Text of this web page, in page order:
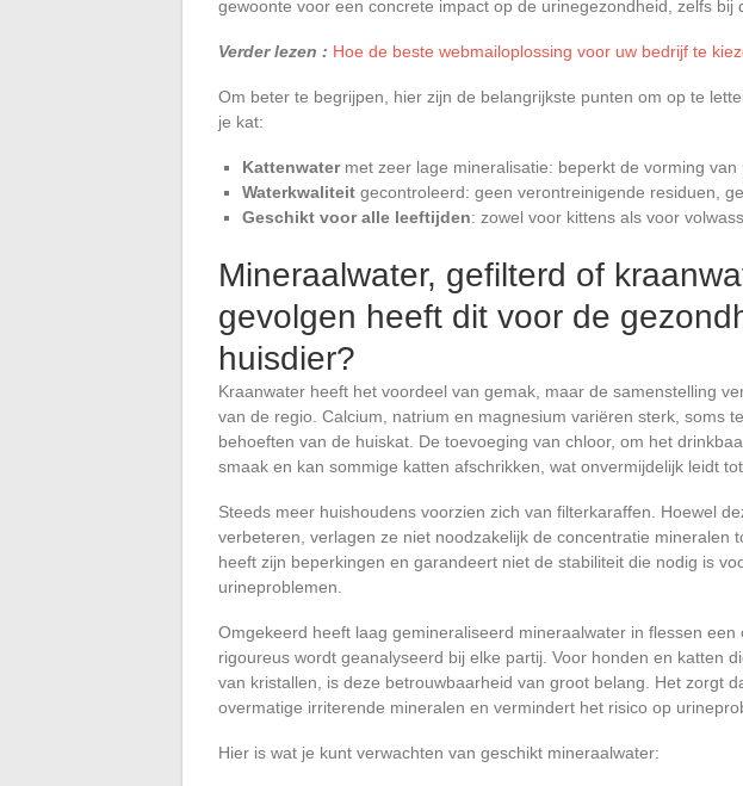
gewoonte voor een concrete impact op de urinegezondheid, zelfs bij
Verder lezen : Hoe de beste webmailoplossing voor uw bedrijf te
Om beter te begrijpen, hier zijn de belangrijkste punten om op te
je kat:
Kattenwatermet zeer lage mineralisatie: beperkt de vorming van
Waterkwaliteit gecontroleerd: geen verontreinigende residuen,
Geschikt voor alle leeftijden: zowel voor kittens als voor
Mineraalwater, gefilterd of
gevolgen heeft dit voor de
huisdier?
Kraanwater heeft het voordeel van gemak, maar de samenstelling
van de regio. Calcium, natrium en magnesium variëren sterk, soms
behoeften van de huiskat. De toevoeging van chloor, om het
smaak en kan sommige katten afschrikken, wat onvermijdelijk leidt
Steeds meer huishoudens voorzien zich van filterkaraffen. Hoewel
verbeteren, verlagen ze niet noodzakelijk de concentratie mineralen
heeft zijn beperkingen en garandeert niet de stabiliteit die nodig is
urineproblemen.
Omgekeerd heeft laag gemineraliseerd mineraalwater in flessen een
rigoureus wordt geanalyseerd bij elke partij. Voor honden en katten
van kristallen, is deze betrouwbaarheid van groot belang. Het zorgt
overmatige irriterende mineralen en vermindert het risico op
Hier is wat je kunt verwachten van geschikt mineraalwater: